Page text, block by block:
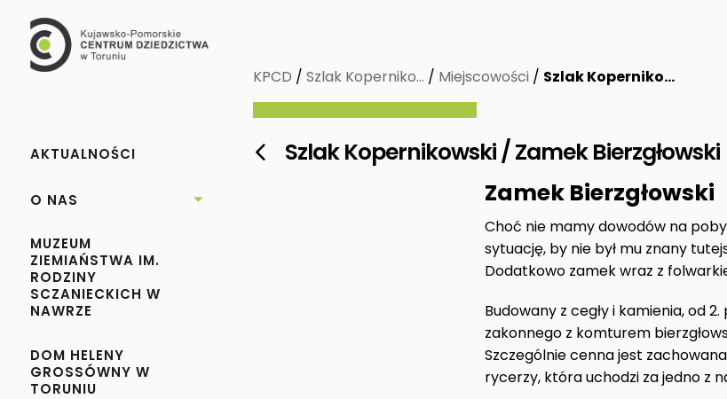
AKTUALNOŚCI
O NAS 
MUZEUM
ZIEMIAŃSTWA IM.
RODZINY
SCZANIECKICH W
NAWRZE
DOM HELENY
GROSSÓWNY W
TORUNIU
KPCD / Szlak Koperniko… / Miejscowości/ Szlak Koperniko…

Szlak Kopernikowski / Zamek Bierzgłowski
Zamek Bierzgłowski
Choć nie mamy dowodów na
sytuację, by nie był mu znany
Dodatkowo zamek wraz z
Budowany z cegły i kamienia, od
zakonnego z komturem
Szczególnie cenna jest
rycerzy, która uchodzi za jedno z